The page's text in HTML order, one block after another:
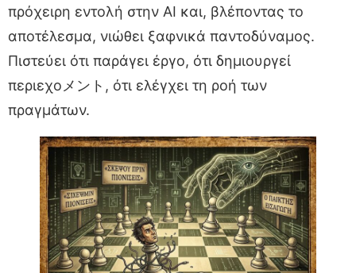
πρόχειρη εντολή στην AI και, βλέποντας το
αποτέλεσμα, νιώθει ξαφνικά παντοδύναμος.
Πιστεύει ότι παράγει έργο, ότι δημιουργεί
περιεχοメント, ότι ελέγχει τη ροή των
πραγμάτων.